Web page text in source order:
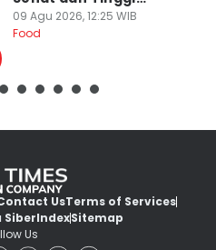
Protein
09 Agu 2026, 12:25 WIB
Food
UsTerms of Services
SiberIndexSitemap
Us